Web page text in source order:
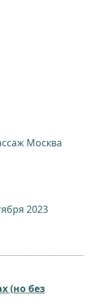
Москва
2023
(но без